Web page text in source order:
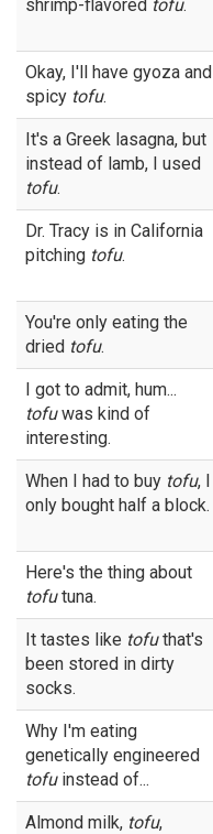
shrimp-flavored tofu.
Okay, I'll have gyoza and
spicy tofu.
It's a Greek lasagna, but
instead of lamb, I used
tofu.
Dr. Tracy is in California
pitching tofu.
You're only eating the
dried tofu.
I got to admit, hum...
tofuwas kind of
interesting.
When I had to buy tofu, I
only bought half a block.
Here's the thing about
tofutuna.
It tastes like tofuthat's
been stored in dirty
socks.
Why I'm eating
genetically engineered
tofuinstead of...
Almond milk, tofu,